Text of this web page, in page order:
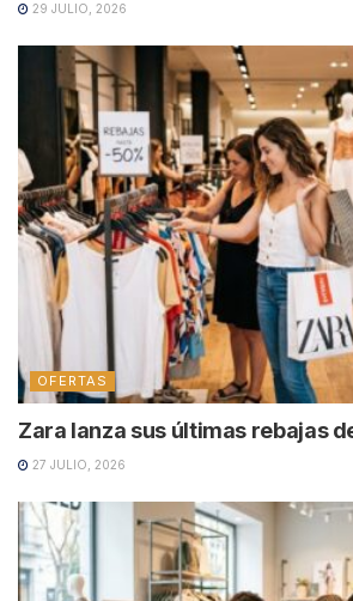
29 JULIO, 2026
OFERTAS
Zara lanza sus últimas rebajas
27 JULIO, 2026